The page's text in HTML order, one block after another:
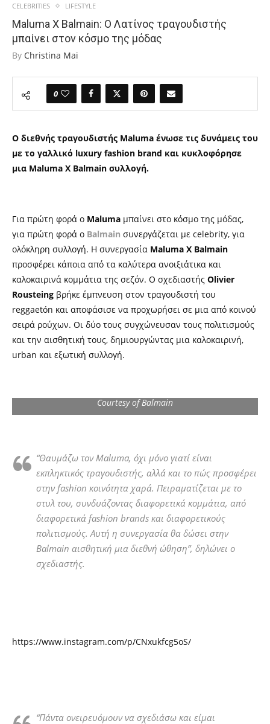
CELEBRITIES LIFESTYLE
Maluma X Balmain: Ο Λατίνος τραγουδιστής
μπαίνει στον κόσμο της μόδας
By Christina Mai
0
Ο διεθνής τραγουδιστής Maluma ένωσε τις δυνάμεις του
με το γαλλικό luxury fashion brand και κυκλοφόρησε
μια Maluma X Balmain συλλογή.
Για πρώτη φορά ο Maluma μπαίνει στο κόσμο της μόδας,
για πρώτη φορά ο Balmain συνεργάζεται με celebrity, για
ολόκληρη συλλογή. Η συνεργασία Maluma X Balmain
προσφέρει κάποια από τα καλύτερα ανοιξιάτικα και
καλοκαιρινά κομμάτια της σεζόν. Ο σχεδιαστής Olivier
Rousteing βρήκε έμπνευση στον τραγουδιστή του
reggaetón και αποφάσισε να προχωρήσει σε μια από κοινού
σειρά ρούχων. Οι δύο τους συγχώνευσαν τους πολιτισμούς
και την αισθητική τους, δημιουργώντας μια καλοκαιρινή,
urban και εξωτική συλλογή.
Courtesy of Balmain
“Θαυμάζω τον Maluma, όχι μόνο γιατί είναι
εκπληκτικός τραγουδιστής, αλλά και το πώς προσφέρει
στην fashion κοινότητα χαρά. Πειραματίζεται με το
στυλ του, συνδυάζοντας διαφορετικά κομμάτια, από
διαφορετικά fashion brands και διαφορετικούς
πολιτισμούς. Αυτή η συνεργασία θα δώσει στην
Balmain αισθητική μια διεθνή ώθηση”, δηλώνει ο
σχεδιαστής.
https://www.instagram.com/p/CNxukfcg5oS/
“Πάντα ονειρευόμουν να σχεδιάσω και είμαι